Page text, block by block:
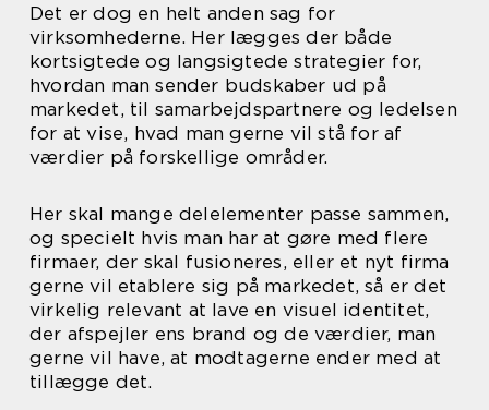
Det er dog en helt anden sag for
virksomhederne. Her lægges der både
kortsigtede og langsigtede strategier for,
hvordan man sender budskaber ud på
markedet, til samarbejdspartnere og ledelsen
for at vise, hvad man gerne vil stå for af
værdier på forskellige områder.
Her skal mange delelementer passe sammen,
og specielt hvis man har at gøre med flere
firmaer, der skal fusioneres, eller et nyt firma
gerne vil etablere sig på markedet, så er det
virkelig relevant at lave en visuel identitet,
der afspejler ens brand og de værdier, man
gerne vil have, at modtagerne ender med at
tillægge det.